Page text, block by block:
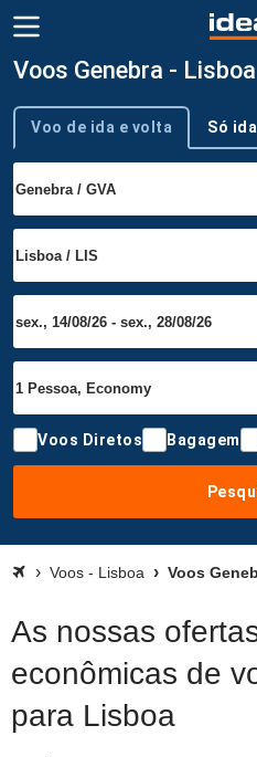
Voos Genebra - Lisboa
Tipo de viagem
Voo de ida e volta Só ida
Voos Diretos Bagagem
Voos - Lisboa Voos
As nossas
econômicas de
para Lisboa